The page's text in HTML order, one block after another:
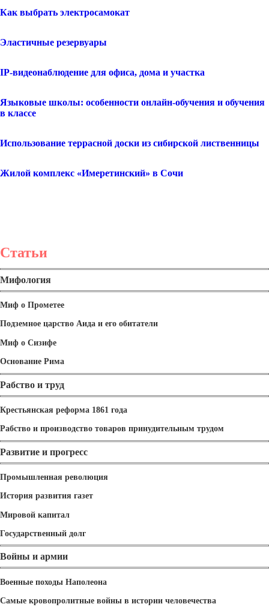
Как выбрать электросамокат
Эластичные резервуары
IP-видеонаблюдение для офиса, дома и участка
Языковые школы: особенности онлайн-обучения и обучения
в классе
Использование террасной доски из сибирской лиственницы
Жилой комплекс «Имеретинский» в Сочи
Статьи
Мифология
Миф о Прометее
Подземное царство Аида и его обитатели
Миф о Сизифе
Основание Рима
Рабство и труд
Крестьянская реформа 1861 года
Рабство и производство товаров принудительным трудом
Развитие и прогресс
Промышленная революция
История развития газет
Мировой капитал
Государственный долг
Войны и армии
Военные походы Наполеона
Самые кровопролитные войны в истории человечества